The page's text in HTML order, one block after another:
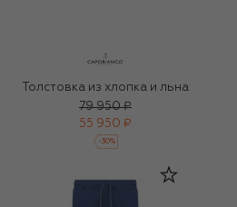
Толстовка из хлопка и льна
79 950 ₽
55 950 ₽
-30%